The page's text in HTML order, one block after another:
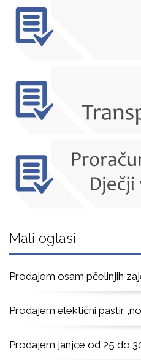
Mali oglasi
Prodajem osam pčelinjih
Prodajem elektični pastir
Prodajem janjce od 25 do